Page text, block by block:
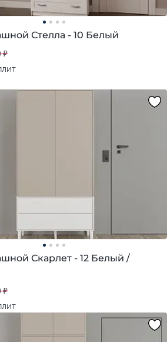
Стелла - 10 Белый
₽
Скарлет - 12 Белый /
₽